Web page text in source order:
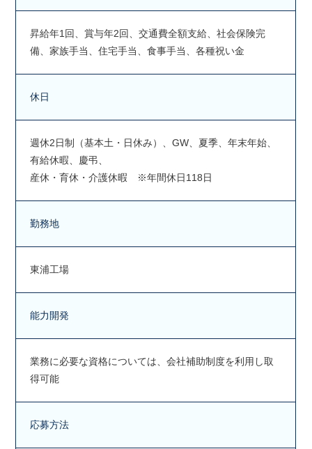
昇給年1回、賞与年2回、交通費全額支給、社会保険完
備、家族手当、住宅手当、食事手当、各種祝い金
休日
週休2日制（基本土・日休み）、GW、夏季、年末年始、
有給休暇、慶弔、
産休・育休・介護休暇 ※年間休日118日
勤務地
東浦工場
能力開発
業務に必要な資格については、会社補助制度を利用し取
得可能
応募方法